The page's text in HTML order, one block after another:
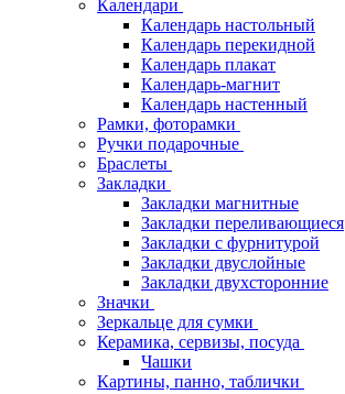
Календари
Календарь настольный
Календарь перекидной
Календарь плакат
Календарь-магнит
Календарь настенный
Рамки, фоторамки
Ручки подарочные
Браслеты
Закладки
Закладки магнитные
Закладки переливающиеся
Закладки с фурнитурой
Закладки двуслойные
Закладки двухсторонние
Значки
Зеркальце для сумки
Керамика, сервизы, посуда
Чашки
Картины, панно, таблички